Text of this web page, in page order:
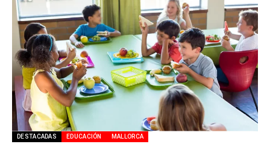
DESTACADAS EDUCACIÓN MALLORCA